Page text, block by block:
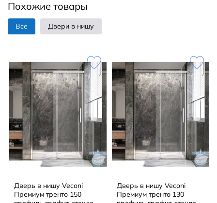
Регулируемые двойные ролики из нержавеющей
стали.
Доводчик: функция Soft Close.
Установка: на поддон, на пол.
В комплекте поставки:
Душевая дверь.
Похожие товары
Все Двери в нишу
Дверь в нишу Veconi
Премиум тренто 150
Дверь в нишу Veconi
Премиум тренто 130